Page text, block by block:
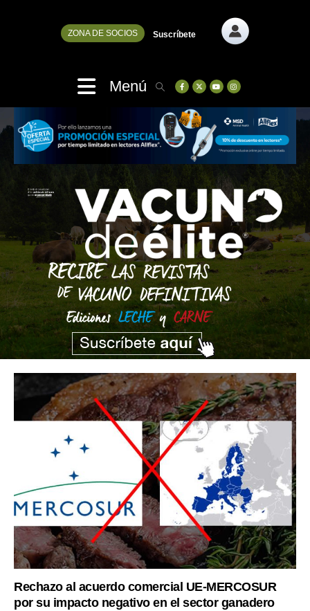
ZONA DE SOCIOS Suscríbete
Menú
Rechazo al acuerdo comercial UE-MERCOSUR
por su impacto negativo en el sector ganadero